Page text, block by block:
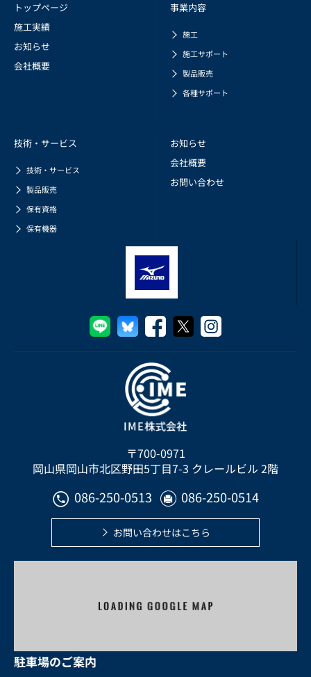
トップページ
施工実績
お知らせ
会社概要
事業内容
施工
施工サポート
製品販売
各種サポート
技術・サービス
技術・サービス
製品販売
保有資格
保有機器
お知らせ
会社概要
お問い合わせ
〒700-0971
岡山県岡山市北区野田5丁目7-3 クレールビル 2階
 086-250-0513  086-250-0514
お問い合わせはこちら
駐車場のご案内